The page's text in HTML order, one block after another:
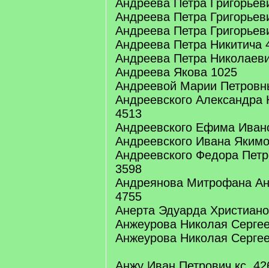
Андреева Петра
Андреева Петра
Андреева Петра
Андреева Петра Никитича
Андреева Петра
Андреева Якова 1025
Андреевой Марии
Андреевского Александра
4513
Андреевского Ефима
Андреевского Ивана
Андреевского Федора
3598
Андреянова Митрофана
4755
Анерта Эдуарда
Анжеурова Николая
Анжеурова Николая